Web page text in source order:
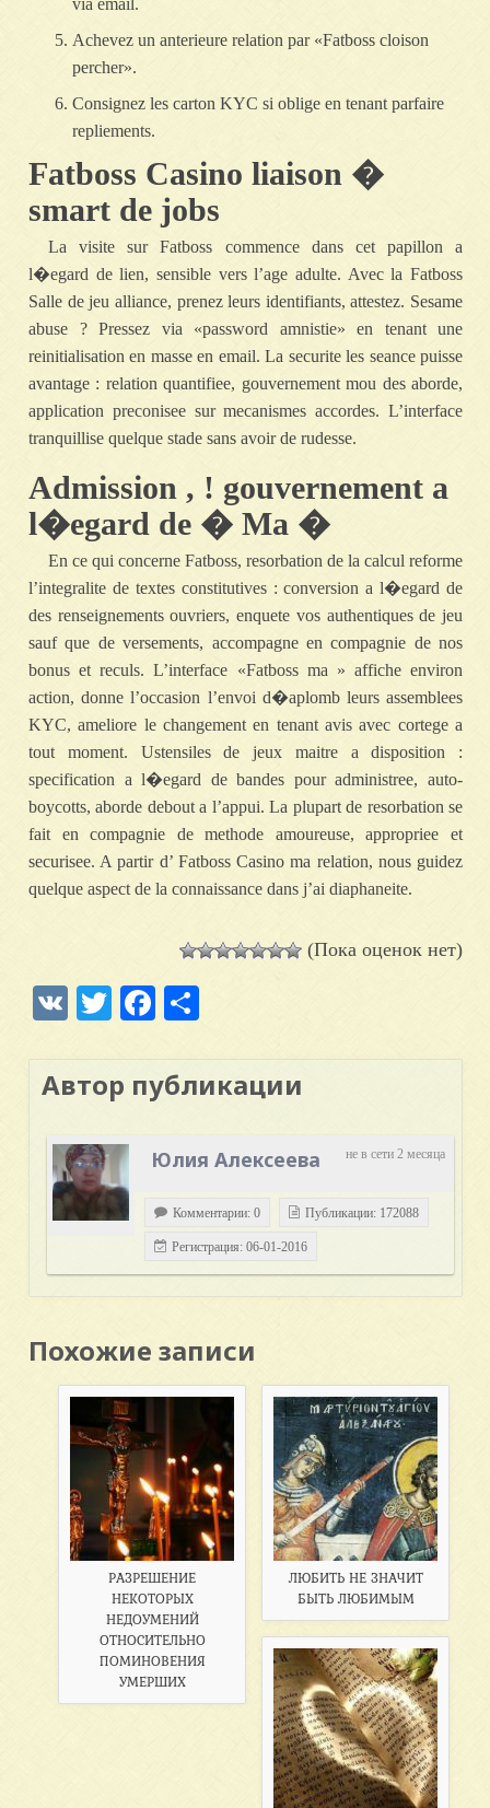
via email.
Achevez un anterieure relation par «Fatboss cloison
percher».
Consignez les carton KYC si oblige en tenant parfaire
repliements.
Fatboss Casino liaison �
smart de jobs
La visite sur Fatboss commence dans cet papillon a
l�egard de lien, sensible vers l’age adulte. Avec la Fatboss
Salle de jeu alliance, prenez leurs identifiants, attestez. Sesame
abuse ? Pressez via «password amnistie» en tenant une
reinitialisation en masse en email. La securite les seance puisse
avantage : relation quantifiee, gouvernement mou des aborde,
application preconisee sur mecanismes accordes. L’interface
tranquillise quelque stade sans avoir de rudesse.
Admission , ! gouvernement a
l�egard de � Ma �
En ce qui concerne Fatboss, resorbation de la calcul reforme
l’integralite de textes constitutives : conversion a l�egard de
des renseignements ouvriers, enquete vos authentiques de jeu
sauf que de versements, accompagne en compagnie de nos
bonus et reculs. L’interface «Fatboss ma » affiche environ
action, donne l’occasion l’envoi d�aplomb leurs assemblees
KYC, ameliore le changement en tenant avis avec cortege a
tout moment. Ustensiles de jeux maitre a disposition :
specification a l�egard de bandes pour administree, auto-
boycotts, aborde debout a l’appui. La plupart de resorbation se
fait en compagnie de methode amoureuse, appropriee et
securisee. A partir d’ Fatboss Casino ma relation, nous guidez
quelque aspect de la connaissance dans j’ai diaphaneite.
(Пока оценок нет)
VK TwitterFacebook
Автор публикации
не в сети 2 месяца
Юлия Алексеева
Комментарии: 0 Публикации: 172088
Регистрация: 06-01-2016
Похожие записи
РАЗРЕШЕНИЕ
НЕКОТОРЫХ
НЕДОУМЕНИЙ
ОТНОСИТЕЛЬНО
ПОМИНОВЕНИЯ
УМЕРШИХ
ЛЮБИТЬ НЕ ЗНАЧИТ
БЫТЬ ЛЮБИМЫМ